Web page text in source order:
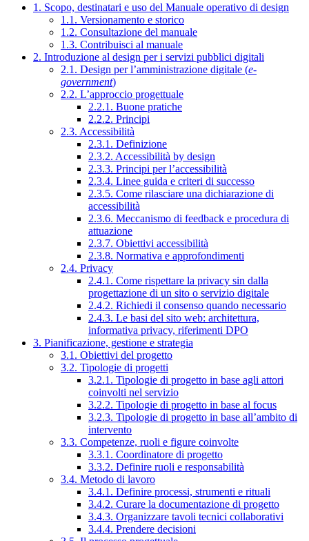
1. Scopo, destinatari e uso del Manuale operativo di design
1.1. Versionamento e storico
1.2. Consultazione del manuale
1.3. Contribuisci al manuale
2. Introduzione al design per i servizi pubblici digitali
2.1. Design per l’amministrazione digitale (e-
government)
2.2. L’approccio progettuale
2.2.1. Buone pratiche
2.2.2. Principi
2.3. Accessibilità
2.3.1. Definizione
2.3.2. Accessibilità by design
2.3.3. Principi per l’accessibilità
2.3.4. Linee guida e criteri di successo
2.3.5. Come rilasciare una dichiarazione di
accessibilità
2.3.6. Meccanismo di feedback e procedura di
attuazione
2.3.7. Obiettivi accessibilità
2.3.8. Normativa e approfondimenti
2.4. Privacy
2.4.1. Come rispettare la privacy sin dalla
progettazione di un sito o servizio digitale
2.4.2. Richiedi il consenso quando necessario
2.4.3. Le basi del sito web: architettura,
informativa privacy, riferimenti DPO
3. Pianificazione, gestione e strategia
3.1. Obiettivi del progetto
3.2. Tipologie di progetti
3.2.1. Tipologie di progetto in base agli attori
coinvolti nel servizio
3.2.2. Tipologie di progetto in base al focus
3.2.3. Tipologie di progetto in base all’ambito di
intervento
3.3. Competenze, ruoli e figure coinvolte
3.3.1. Coordinatore di progetto
3.3.2. Definire ruoli e responsabilità
3.4. Metodo di lavoro
3.4.1. Definire processi, strumenti e rituali
3.4.2. Curare la documentazione di progetto
3.4.3. Organizzare tavoli tecnici collaborativi
3.4.4. Prendere decisioni